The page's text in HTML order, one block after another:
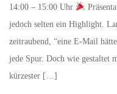
14:00 – 15:00 Uhr
jedoch selten ein Highlight.
zeitraubend, “eine E-Mail
jede Spur. Doch wie gestaltet
kürzester […]